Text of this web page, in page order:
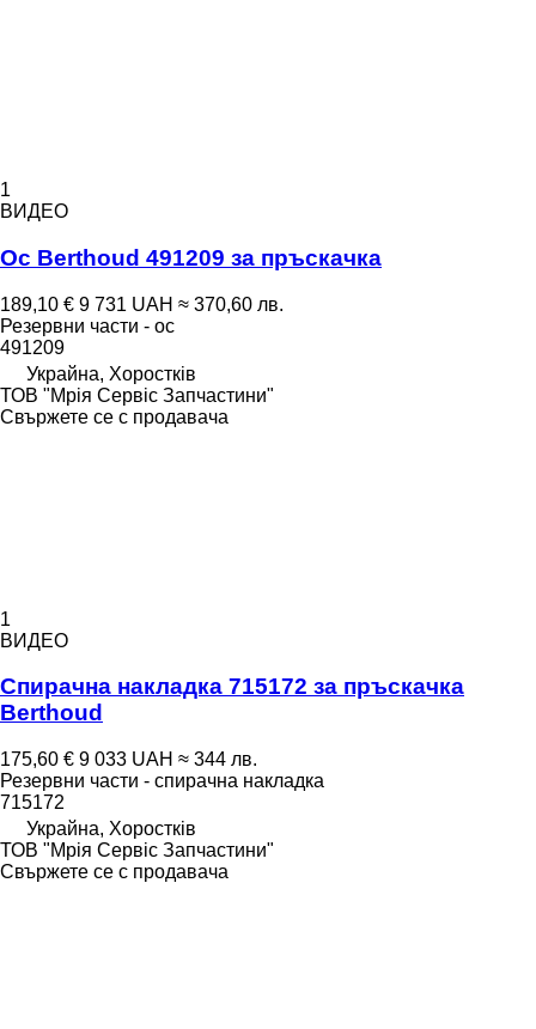
1
ВИДЕО
Ос Berthoud 491209 за пръскачка
189,10 € 9 731 UAH ≈ 370,60 лв.
Резервни части - ос
491209
Украйна, Хоростків
ТОВ "Мрія Сервіс Запчастини"
Свържете се с продавача
1
ВИДЕО
Спирачна накладка 715172 за пръскачка
Berthoud
175,60 € 9 033 UAH ≈ 344 лв.
Резервни части - спирачна накладка
715172
Украйна, Хоростків
ТОВ "Мрія Сервіс Запчастини"
Свържете се с продавача